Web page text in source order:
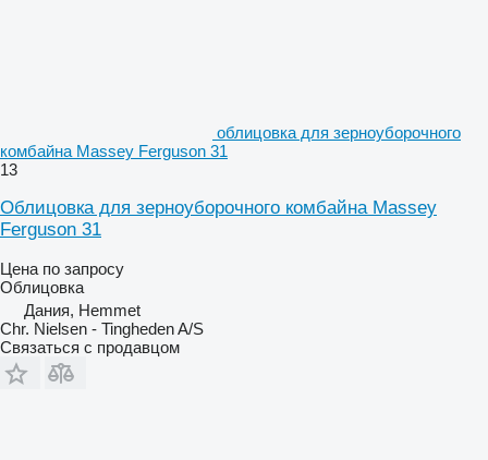
облицовка для зерноуборочного
комбайна Massey Ferguson 31
13
Облицовка для зерноуборочного комбайна Massey
Ferguson 31
Цена по запросу
Облицовка
Дания, Hemmet
Chr. Nielsen - Tingheden A/S
Связаться с продавцом